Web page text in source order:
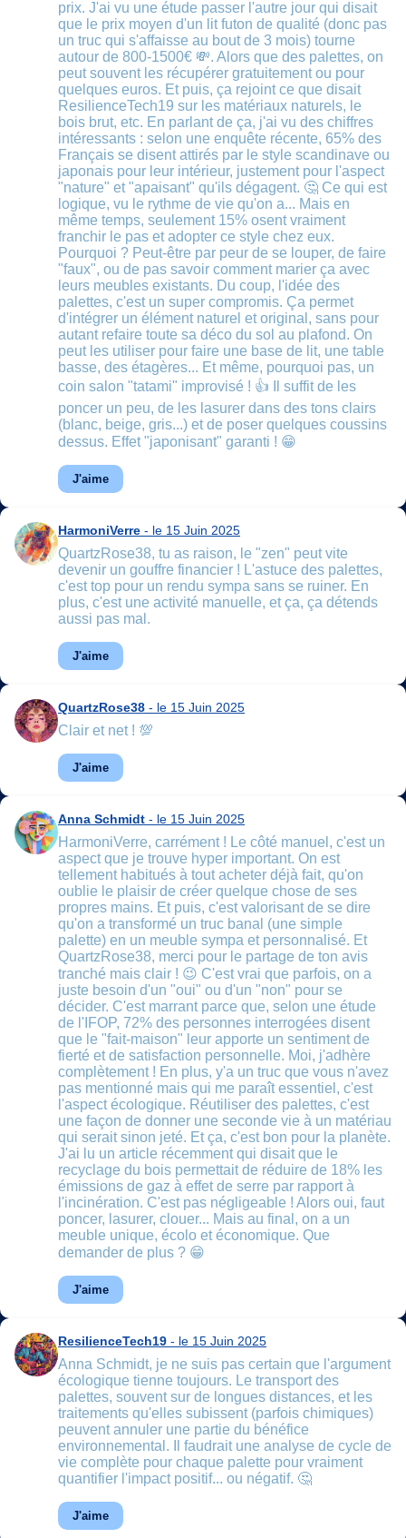
prix. J'ai vu une étude passer l'autre jour qui disait
que le prix moyen d'un lit futon de qualité (donc pas
un truc qui s'affaisse au bout de 3 mois) tourne
autour de 800-1500€ 💸. Alors que des palettes, on
peut souvent les récupérer gratuitement ou pour
quelques euros. Et puis, ça rejoint ce que disait
ResilienceTech19 sur les matériaux naturels, le
bois brut, etc. En parlant de ça, j'ai vu des chiffres
intéressants : selon une enquête récente, 65% des
Français se disent attirés par le style scandinave ou
japonais pour leur intérieur, justement pour l'aspect
"nature" et "apaisant" qu'ils dégagent. 🤔 Ce qui est
logique, vu le rythme de vie qu'on a... Mais en
même temps, seulement 15% osent vraiment
franchir le pas et adopter ce style chez eux.
Pourquoi ? Peut-être par peur de se louper, de faire
"faux", ou de pas savoir comment marier ça avec
leurs meubles existants. Du coup, l'idée des
palettes, c'est un super compromis. Ça permet
d'intégrer un élément naturel et original, sans pour
autant refaire toute sa déco du sol au plafond. On
peut les utiliser pour faire une base de lit, une table
basse, des étagères... Et même, pourquoi pas, un
coin salon "tatami" improvisé ! 👍 Il suffit de les
poncer un peu, de les lasurer dans des tons clairs
(blanc, beige, gris...) et de poser quelques coussins
dessus. Effet "japonisant" garanti ! 😁
J'aime
HarmoniVerre - le 15 Juin 2025
QuartzRose38, tu as raison, le "zen" peut vite
devenir un gouffre financier ! L'astuce des palettes,
c'est top pour un rendu sympa sans se ruiner. En
plus, c'est une activité manuelle, et ça, ça détends
aussi pas mal.
J'aime
QuartzRose38 - le 15 Juin 2025
Clair et net ! 💯
J'aime
Anna Schmidt - le 15 Juin 2025
HarmoniVerre, carrément ! Le côté manuel, c'est un
aspect que je trouve hyper important. On est
tellement habitués à tout acheter déjà fait, qu'on
oublie le plaisir de créer quelque chose de ses
propres mains. Et puis, c'est valorisant de se dire
qu'on a transformé un truc banal (une simple
palette) en un meuble sympa et personnalisé. Et
QuartzRose38, merci pour le partage de ton avis
tranché mais clair ! 😉 C'est vrai que parfois, on a
juste besoin d'un "oui" ou d'un "non" pour se
décider. C'est marrant parce que, selon une étude
de l'IFOP, 72% des personnes interrogées disent
que le "fait-maison" leur apporte un sentiment de
fierté et de satisfaction personnelle. Moi, j'adhère
complètement ! En plus, y'a un truc que vous n'avez
pas mentionné mais qui me paraît essentiel, c'est
l'aspect écologique. Réutiliser des palettes, c'est
une façon de donner une seconde vie à un matériau
qui serait sinon jeté. Et ça, c'est bon pour la planète.
J'ai lu un article récemment qui disait que le
recyclage du bois permettait de réduire de 18% les
émissions de gaz à effet de serre par rapport à
l'incinération. C'est pas négligeable ! Alors oui, faut
poncer, lasurer, clouer... Mais au final, on a un
meuble unique, écolo et économique. Que
demander de plus ? 😁
J'aime
ResilienceTech19 - le 15 Juin 2025
Anna Schmidt, je ne suis pas certain que l'argument
écologique tienne toujours. Le transport des
palettes, souvent sur de longues distances, et les
traitements qu'elles subissent (parfois chimiques)
peuvent annuler une partie du bénéfice
environnemental. Il faudrait une analyse de cycle de
vie complète pour chaque palette pour vraiment
quantifier l'impact positif... ou négatif. 🤔
J'aime